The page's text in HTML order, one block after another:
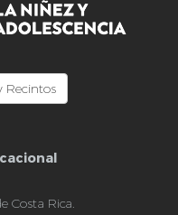
Recintos
Costa Rica.